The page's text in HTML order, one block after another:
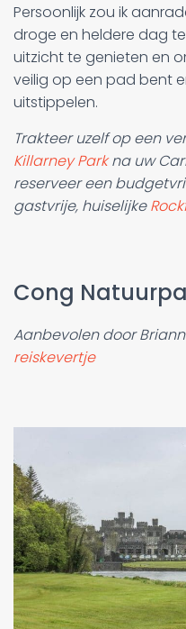
Persoonlijk zou ik
droge en heldere dag
uitzicht te genieten en
veilig op een pad bent
uitstippelen.
Trakteer uzelf op een
Killarney Parkna uw
reserveer een
gastvrije, huiselijke
Cong
Aanbevolen door
reiskevertje